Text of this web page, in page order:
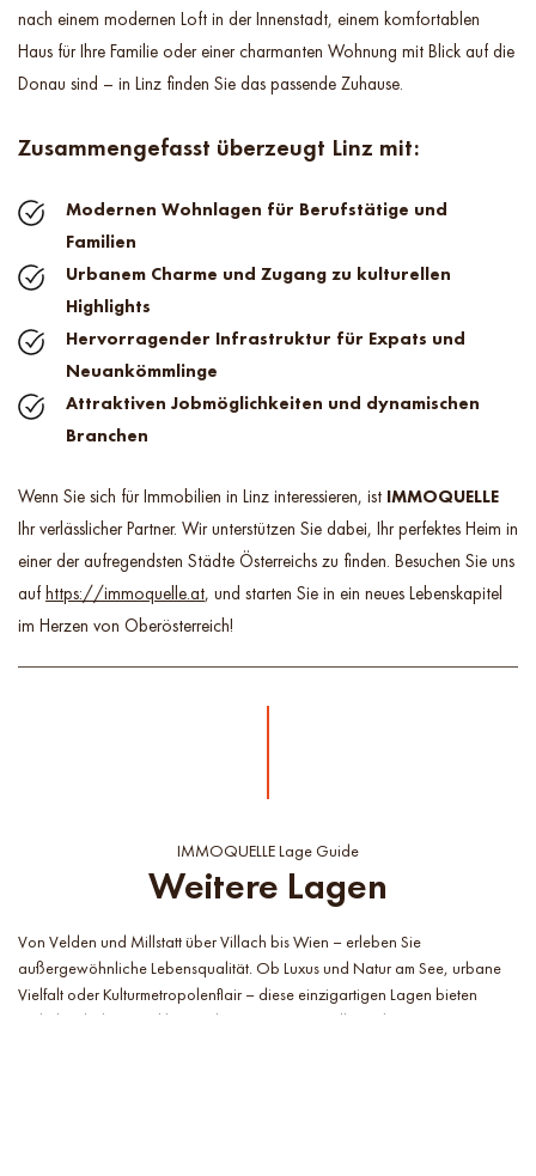
nach einem modernen Loft in der Innenstadt, einem komfortablen
Haus für Ihre Familie oder einer charmanten Wohnung mit Blick auf die
Donau sind – in Linz finden Sie das passende Zuhause.
Zusammengefasst überzeugt Linz mit:
Modernen Wohnlagen für Berufstätige und
Familien
Urbanem Charme und Zugang zu kulturellen
Highlights
Hervorragender Infrastruktur für Expats und
Neuankömmlinge
Attraktiven Jobmöglichkeiten und dynamischen
Branchen
Wenn Sie sich für Immobilien in Linz interessieren, ist IMMOQUELLE
Ihr verlässlicher Partner. Wir unterstützen Sie dabei, Ihr perfektes Heim in
einer der aufregendsten Städte Österreichs zu finden. Besuchen Sie uns
auf https://immoquelle.at, und starten Sie in ein neues Lebenskapitel
im Herzen von Oberösterreich!
IMMOQUELLE Lage Guide
Weitere Lagen
Von Velden und Millstatt über Villach bis Wien – erleben Sie
außergewöhnliche Lebensqualität. Ob Luxus und Natur am See, urbane
Vielfalt oder Kulturmetropolenflair – diese einzigartigen Lagen bieten
Vielfalt, Erholung und beste Chancen für ein erfülltes Leben.